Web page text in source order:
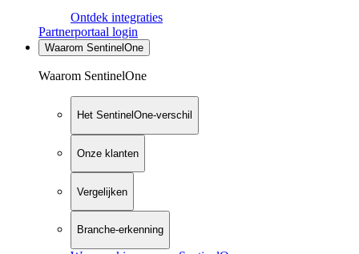
Ontdek integraties
Partnerportaal login
Waarom SentinelOne
Waarom SentinelOne
Het SentinelOne-verschil
Onze klanten
Vergelijken
Branche-erkenning